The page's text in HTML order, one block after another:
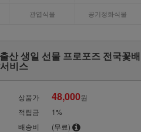
관엽식물 공기정화식물
산 생일 선물 프로포즈 전국꽃배
비스
상품가 48,000원
적립금
1%
배송비
(무료)